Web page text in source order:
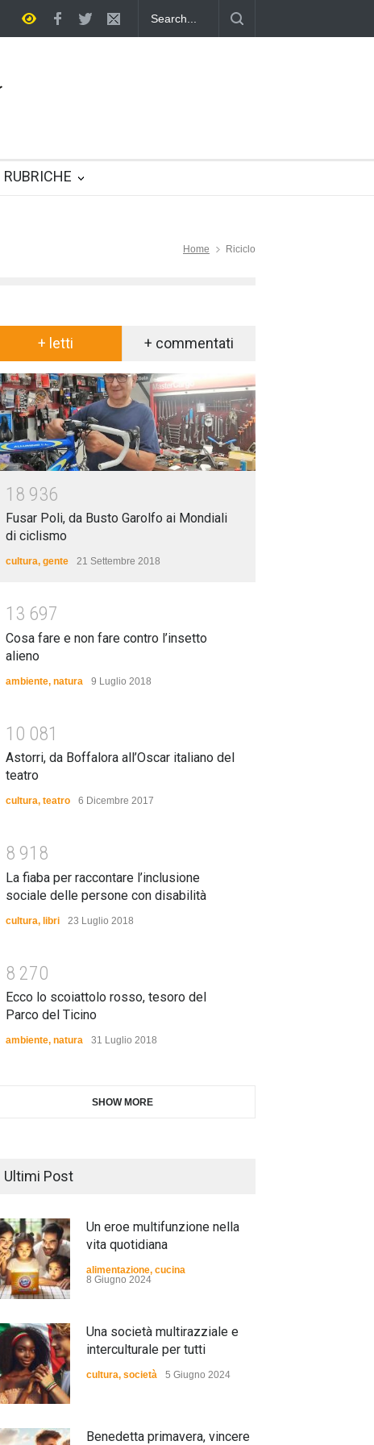
Un eroe multifunzione nella vita quotidiana
RUBRICHE
Home Riciclo
+ letti + commentati
1 8 936
Fusar Poli, da Busto Garolfo ai Mondiali
di ciclismo
cultura, gente 21 Settembre 2018
1 3 697
Cosa fare e non fare contro l’insetto
alieno
ambiente, natura 9 Luglio 2018
1 0 081
Astorri, da Boffalora all’Oscar italiano del
teatro
cultura, teatro 6 Dicembre 2017
8 91 8
La fiaba per raccontare l’inclusione
sociale delle persone con disabilità
cultura, libri 23 Luglio 2018
8 270
Ecco lo scoiattolo rosso, tesoro del
Parco del Ticino
ambiente, natura 31 Luglio 2018
SHOW MORE
Ultimi Post
Un eroe multifunzione nella
vita quotidiana
alimentazione, cucina
8 Giugno 2024
Una società multirazziale e
interculturale per tutti
cultura, società 5 Giugno 2024
Benedetta primavera, vincere